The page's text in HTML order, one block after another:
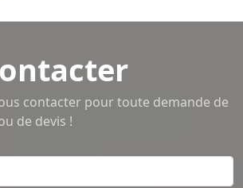
contacter pour toute demande de
de devis !